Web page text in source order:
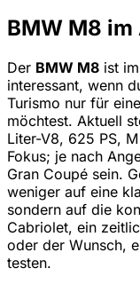
BMW M8
Der BMW M8 ist
interessant, wenn
Turismo nur für
möchtest. Aktuell
Liter-V8, 625 PS,
Fokus; je nach
Gran Coupé sein.
weniger auf eine
sondern auf die
Cabriolet, ein
oder der Wunsch,
testen.